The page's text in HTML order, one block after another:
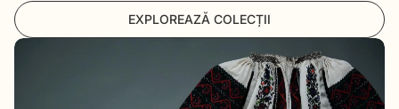
EXPLOREAZĂ COLECȚII